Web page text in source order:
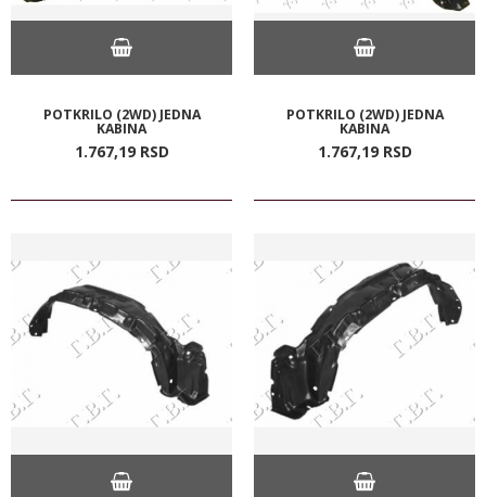
POTKRILO (2WD) JEDNA
KABINA
1.767,19 RSD
POTKRILO (2WD) JEDNA
KABINA
1.767,19 RSD